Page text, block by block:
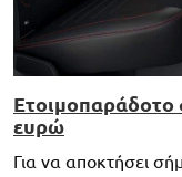
Ετοιμοπαράδοτο
ευρώ
Για να αποκτήσει